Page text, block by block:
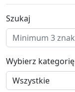
Szukaj
Wybierz kategorię